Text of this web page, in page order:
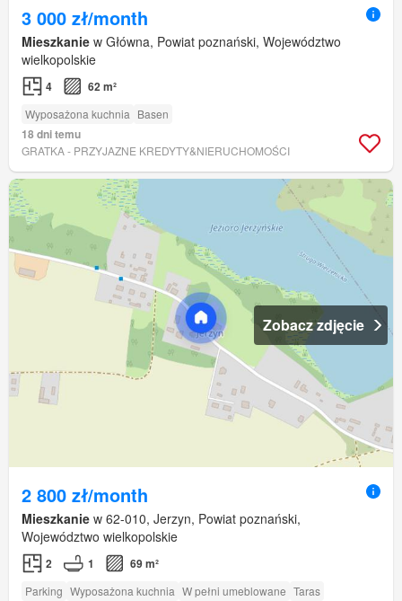
3 000 zł/month
Mieszkanie w Główna, Powiat poznański, Województwo
wielkopolskie
4 62 m²
Wyposażona kuchnia Basen
18 dni temu
GRATKA - PRZYJAZNE KREDYTY&NIERUCHOMOŚCI
Zobacz zdjęcie
2 800 zł/month
Mieszkanie w 62-010, Jerzyn, Powiat poznański,
Województwo wielkopolskie
2 1 69 m²
Parking Wyposażona kuchnia W pełni umeblowane Taras